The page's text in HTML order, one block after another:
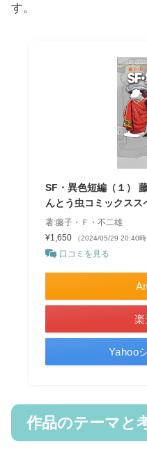
す。
SF・異色短編（１）
んとう虫コミックスス
著:藤子・Ｆ・不二雄
¥1,650
（2024/05/29 20:40
口コミを見る
Yahoo
作品のテーマと